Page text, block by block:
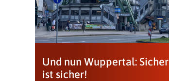
Und nun Wuppertal: Sicher
ist sicher!